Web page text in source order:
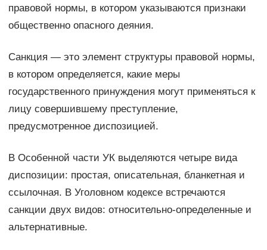
правовой нормы, в котором указываются признаки
общественно опасного деяния.
Санкция — это элемент структуры правовой нормы,
в котором оп­ределяется, какие меры
государственного принуждения могут приме­няться к
лицу совершившему преступление,
предусмотренное диспози­цией.
В Особенной части УК выделяются четыре вида
диспозиции: про­стая, описательная, бланкетная и
ссылочная. В Уголовном кодексе встречаются
санкции двух видов: относитель­но-определенные и
альтернативные.